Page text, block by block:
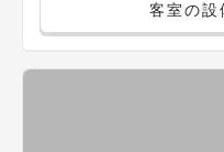
客室の設